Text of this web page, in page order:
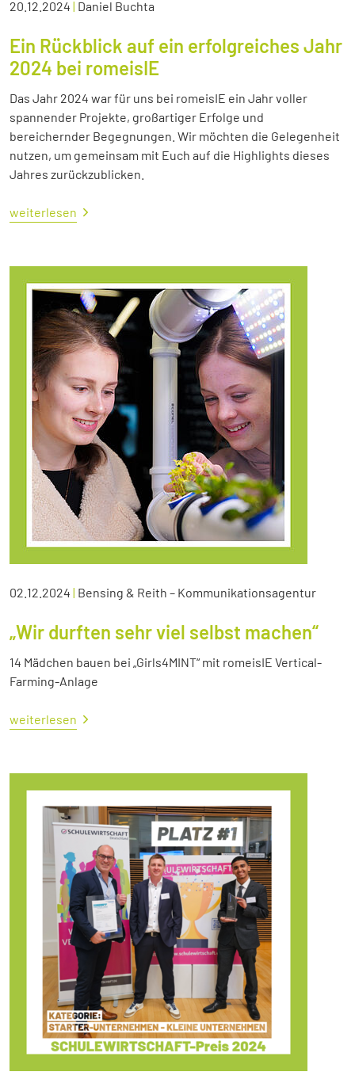
20.12.2024 | Daniel Buchta
Ein Rückblick auf ein erfolgreiches Jahr
2024 bei romeisIE
Das Jahr 2024 war für uns bei romeisIE ein Jahr voller
spannender Projekte, großartiger Erfolge und
bereichernder Begegnungen. Wir möchten die Gelegenheit
nutzen, um gemeinsam mit Euch auf die Highlights dieses
Jahres zurückzublicken.
weiterlesen
02.12.2024 | Bensing & Reith – Kommunikationsagentur
„Wir durften sehr viel selbst machen“
14 Mädchen bauen bei „Girls4MINT“ mit romeisIE Vertical-
Farming-Anlage
weiterlesen